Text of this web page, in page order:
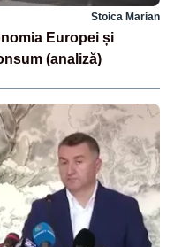
Stoica Marian
Europei și
(analiză)